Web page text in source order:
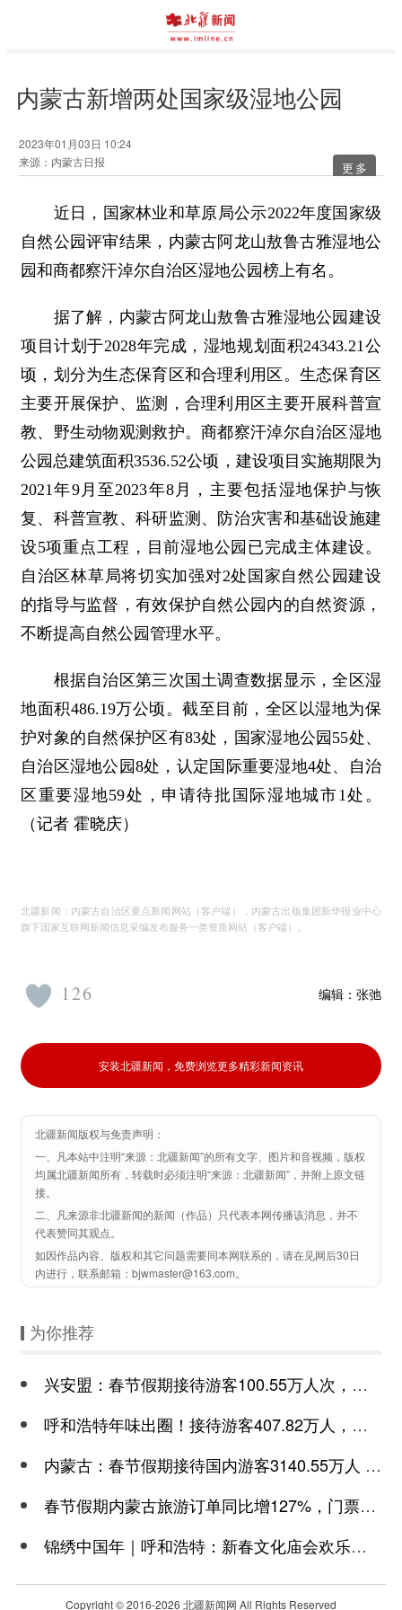
内蒙古新增两处国家级湿地公园
2023年01月03日 10:24
来源：内蒙古日报
更多
近日，国家林业和草原局公示2022年度国家级
自然公园评审结果，内蒙古阿龙山敖鲁古雅湿地公
园和商都察汗淖尔自治区湿地公园榜上有名。
据了解，内蒙古阿龙山敖鲁古雅湿地公园建设
项目计划于2028年完成，湿地规划面积24343.21公
顷，划分为生态保育区和合理利用区。生态保育区
主要开展保护、监测，合理利用区主要开展科普宣
教、野生动物观测救护。商都察汗淖尔自治区湿地
公园总建筑面积3536.52公顷，建设项目实施期限为
2021年9月至2023年8月，主要包括湿地保护与恢
复、科普宣教、科研监测、防治灾害和基础设施建
设5项重点工程，目前湿地公园已完成主体建设。
自治区林草局将切实加强对2处国家自然公园建设
的指导与监督，有效保护自然公园内的自然资源，
不断提高自然公园管理水平。
根据自治区第三次国土调查数据显示，全区湿
地面积486.19万公顷。截至目前，全区以湿地为保
护对象的自然保护区有83处，国家湿地公园55处、
自治区湿地公园8处，认定国际重要湿地4处、自治
区重要湿地59处，申请待批国际湿地城市1处。
（记者 霍晓庆）
北疆新闻：内蒙古自治区重点新闻网站（客户端），内蒙古出版集团新华报业中心
旗下国家互联网新闻信息采编发布服务一类资质网站（客户端）。
编辑： 张弛
126
安装北疆新闻，免费浏览更多精彩新闻资讯
北疆新闻版权与免责声明：
一、凡本站中注明“来源：北疆新闻”的所有文字、图片和音视频，版权
均属北疆新闻所有，转载时必须注明“来源：北疆新闻”，并附上原文链
接。
二、凡来源非北疆新闻的新闻（作品）只代表本网传播该消息，并不
代表赞同其观点。
如因作品内容、版权和其它问题需要同本网联系的，请在见网后30日
内进行，联系邮箱：bjwmaster@163.com。
为你推荐
兴安盟：春节假期接待游客100.55万人次，同比增长156%，迎来“开门红”
呼和浩特年味出圈！接待游客407.82万人，收入43.63亿元
内蒙古：春节假期接待国内游客3140.55万人 收入221.22亿
春节假期内蒙古旅游订单同比增127%，门票订单量同比增长4倍多
锦绣中国年｜呼和浩特：新春文化庙会欢乐启幕
Copyright © 2016-2026 北疆新闻网 All Rights Reserved